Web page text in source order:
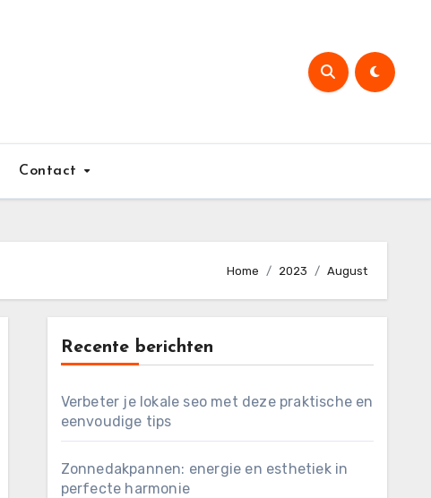
Contact
Home 2023 August
Recente berichten
Verbeter je lokale seo met deze praktische en
eenvoudige tips
Zonnedakpannen: energie en esthetiek in
perfecte harmonie